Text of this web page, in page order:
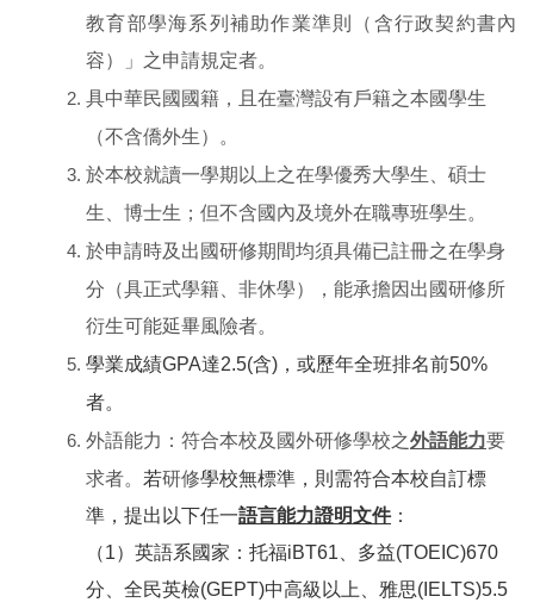
教育部學海系列補助作業準則（含行政契約書內
容）」之申請規定者。
具中華民國國籍，且在臺灣設有戶籍之本國學生
（不含僑外生）。
於本校就讀一學期以上之在學優秀大學生、碩士
生、博士生；但不含國內及境外在職專班學生。
於申請時及出國研修期間均須具備已註冊之在學身
分（具正式學籍、非休學），能承擔因出國研修所
衍生可能延畢風險者。
學業成績GPA達2.5(含)，或歷年全班排名前50%
者。
外語能力：符合本校及國外研修學校之外語能力要
求者。 若研修學校無標準，則需符合本校自訂標
準，提出以下任一語言能力證明文件：
（1）英語系國家：托福iBT61、多益(TOEIC)670
分、全民英檢(GEPT)中高級以上、雅思(IELTS)5.5